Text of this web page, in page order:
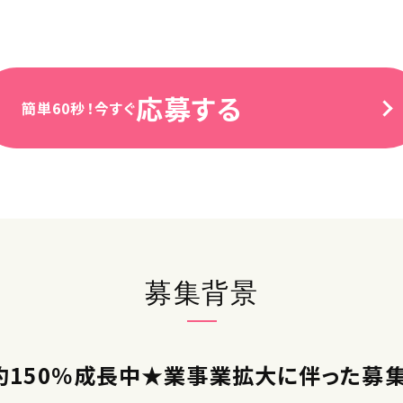
簡単60秒！今すぐ応募する
募集背景
150％成長中★業事業拡大に伴った募集